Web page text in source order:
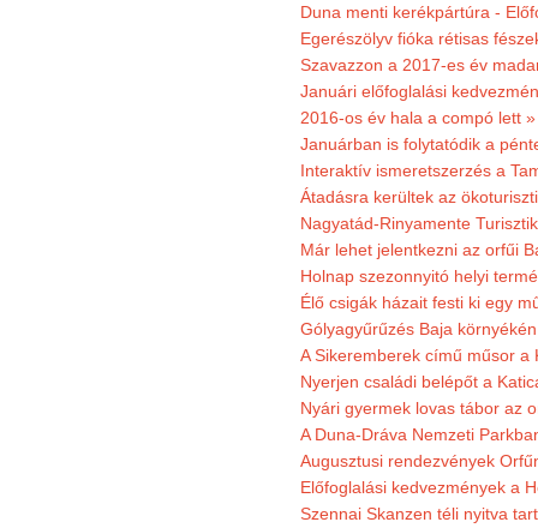
Duna menti kerékpártúra -
Egerészölyv fióka rétisas
Szavazzon a 2017-es év
Januári előfoglalási
2016-os év hala a compó lett »
Januárban is folytatódik a
Interaktív ismeretszerzés a
Átadásra kerültek az
Nagyatád-Rinyamente
Már lehet jelentkezni az orfűi
Holnap szezonnyitó helyi
Élő csigák házait festi ki egy
Gólyagyűrűzés Baja
A Sikeremberek című műsor a
Nyerjen családi belépőt a
Nyári gyermek lovas tábor az
A Duna-Dráva Nemzeti
Augusztusi rendezvények
Előfoglalási kedvezmények a
Szennai Skanzen téli nyitva